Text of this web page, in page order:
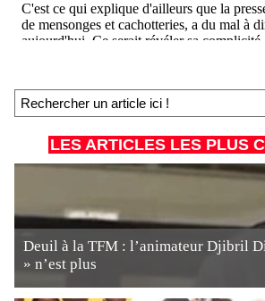
LES ARTICLES LES PLUS
Deuil à la TFM : l’animateur Djibril
» n’est plus